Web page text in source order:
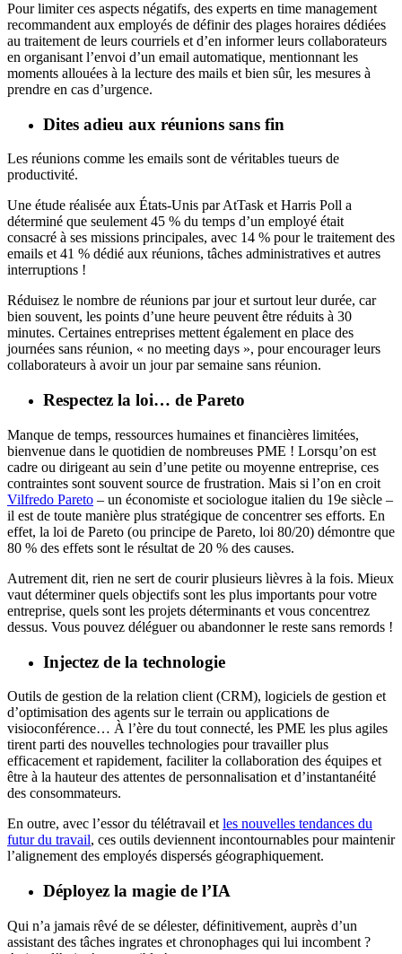
Pour limiter ces aspects négatifs, des experts en time management
recommandent aux employés de définir des plages horaires dédiées
au traitement de leurs courriels et d’en informer leurs collaborateurs
en organisant l’envoi d’un email automatique, mentionnant les
moments allouées à la lecture des mails et bien sûr, les mesures à
prendre en cas d’urgence.
Dites adieu aux réunions sans fin
Les réunions comme les emails sont de véritables tueurs de
productivité.
Une étude réalisée aux États-Unis par AtTask et Harris Poll a
déterminé que seulement 45 % du temps d’un employé était
consacré à ses missions principales, avec 14 % pour le traitement des
emails et 41 % dédié aux réunions, tâches administratives et autres
interruptions !
Réduisez le nombre de réunions par jour et surtout leur durée, car
bien souvent, les points d’une heure peuvent être réduits à 30
minutes. Certaines entreprises mettent également en place des
journées sans réunion, « no meeting days », pour encourager leurs
collaborateurs à avoir un jour par semaine sans réunion.
Respectez la loi… de Pareto
Manque de temps, ressources humaines et financières limitées,
bienvenue dans le quotidien de nombreuses PME ! Lorsqu’on est
cadre ou dirigeant au sein d’une petite ou moyenne entreprise, ces
contraintes sont souvent source de frustration. Mais si l’on en croit
Vilfredo Pareto – un économiste et sociologue italien du 19e siècle –
il est de toute manière plus stratégique de concentrer ses efforts. En
effet, la loi de Pareto (ou principe de Pareto, loi 80/20) démontre que
80 % des effets sont le résultat de 20 % des causes.
Autrement dit, rien ne sert de courir plusieurs lièvres à la fois. Mieux
vaut déterminer quels objectifs sont les plus importants pour votre
entreprise, quels sont les projets déterminants et vous concentrez
dessus. Vous pouvez déléguer ou abandonner le reste sans remords !
Injectez de la technologie
Outils de gestion de la relation client (CRM), logiciels de gestion et
d’optimisation des agents sur le terrain ou applications de
visioconférence… À l’ère du tout connecté, les PME les plus agiles
tirent parti des nouvelles technologies pour travailler plus
efficacement et rapidement, faciliter la collaboration des équipes et
être à la hauteur des attentes de personnalisation et d’instantanéité
des consommateurs.
En outre, avec l’essor du télétravail et les nouvelles tendances du
futur du travail, ces outils deviennent incontournables pour maintenir
l’alignement des employés dispersés géographiquement.
Déployez la magie de l’IA
Qui n’a jamais rêvé de se délester, définitivement, auprès d’un
assistant des tâches ingrates et chronophages qui lui incombent ?